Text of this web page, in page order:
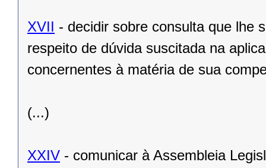
XVII - decidir sobre consulta que lhe
respeito de dúvida suscitada na
concernentes à matéria de sua
(...)
XXIV - comunicar à Assembleia